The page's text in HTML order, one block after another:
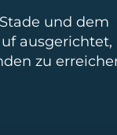
und dem
ausgerichtet,
zu